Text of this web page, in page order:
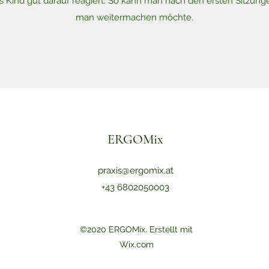
man weitermachen möchte.
ERGOMix
praxis@ergomix.at
+43 6802050003
©2020 ERGOMix. Erstellt mit
Wix.com